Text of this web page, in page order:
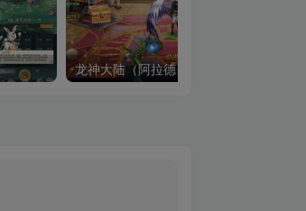
龙神大陆（阿拉德）老游推荐